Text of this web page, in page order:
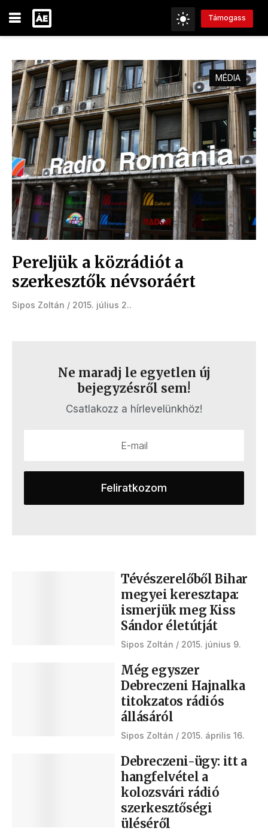
Támogass
MÉDIA
Pereljük a közrádiót a
szerkesztők névsoráért
Sipos Zoltán 2015. július 2.
Ne maradj le egyetlen új
bejegyzésről sem!
Csatlakozz a hírlevelünkhöz!
Tévészerelőből Bihar
megyei keresztapa:
ismerjük meg Kiss
Sándor életútját
Sipos Zoltán 2015. június 9.
Még egyszer
Debreczeni Hajnalka
titokzatos rádiós
állásáról
Sipos Zoltán 2015. április 16.
Debreczeni-ügy: itt a
hangfelvétel a
kolozsvári rádió
szerkesztőségi
üléséről